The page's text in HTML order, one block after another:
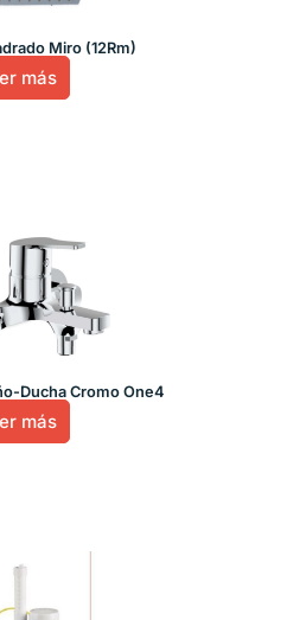
Miro (12Rm)
más
Ducha Cromo One4
más